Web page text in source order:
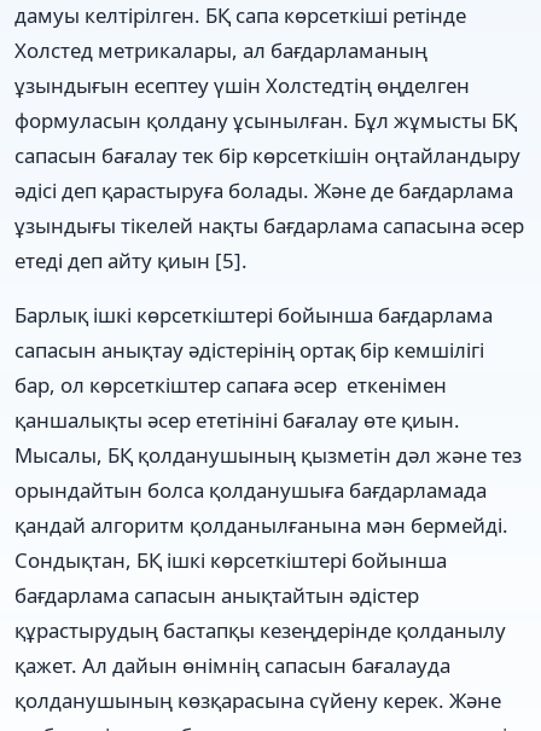
дамуы келтірілген. БҚ сапа көрсеткіші ретінде
Холстед метрикалары, ал бағдарламаның
ұзындығын есептеу үшін Холстедтің өңделген
формуласын қолдану ұсынылған. Бұл жұмысты БҚ
сапасын бағалау тек бір көрсеткішін оңтайландыру
әдісі деп қарастыруға болады. Және де бағдарлама
ұзындығы тікелей нақты бағдарлама сапасына әсер
етеді деп айту қиын [5].
Барлық ішкі көрсеткіштері бойынша бағдарлама
сапасын анықтау әдістерінің ортақ бір кемшілігі
бар, ол көрсеткіштер сапаға әсер еткенімен
қаншалықты әсер ететініні бағалау өте қиын.
Мысалы, БҚ қолданушының қызметін дәл және тез
орындайтын болса қолданушыға бағдарламада
қандай алгоритм қолданылғанына мән бермейді.
Сондықтан, БҚ ішкі көрсеткіштері бойынша
бағдарлама сапасын анықтайтын әдістер
құрастырудың бастапқы кезеңдерінде қолданылу
қажет. Ал дайын өнімнің сапасын бағалауда
қолданушының көзқарасына сүйену керек. Және